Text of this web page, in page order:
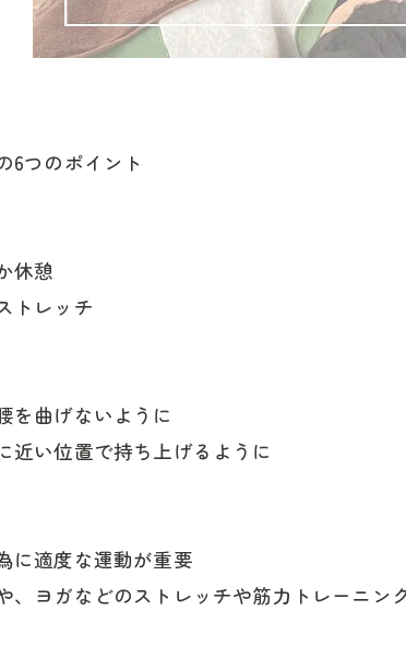
6つのポイント
休憩
トレッチ
を曲げないように
近い位置で持ち上げるように
に適度な運動が重要
、ヨガなどのストレッチや筋力トレーニン